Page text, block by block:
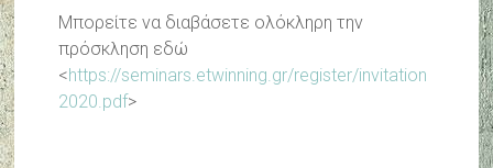
Μπορείτε να διαβάσετε ολόκληρη την
πρόσκληση εδώ
<https://seminars.etwinning.gr/register/invitation
2020.pdf>